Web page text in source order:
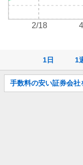
1日 1
2/18
お
知
手数料の安い証券会